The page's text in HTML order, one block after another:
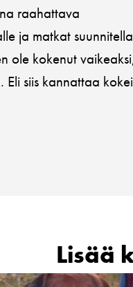
raahattava
ja matkat
ole kokenut
Eli siis kannattaa
Lisää